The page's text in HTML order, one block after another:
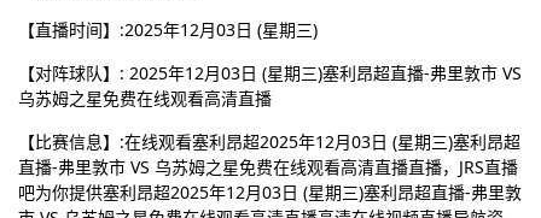
【直播时间】:2025年12月03日 (星期三)
【对阵球队】: 2025年12月03日 (星期三)塞利昂超直播-弗里敦市 VS
乌苏姆之星免费在线观看高清直播
【比赛信息】:在线观看塞利昂超2025年12月03日 (星期三)塞利昂超
直播-弗里敦市 VS 乌苏姆之星免费在线观看高清直播直播，JRS直播
吧为你提供塞利昂超2025年12月03日 (星期三)塞利昂超直播-弗里敦